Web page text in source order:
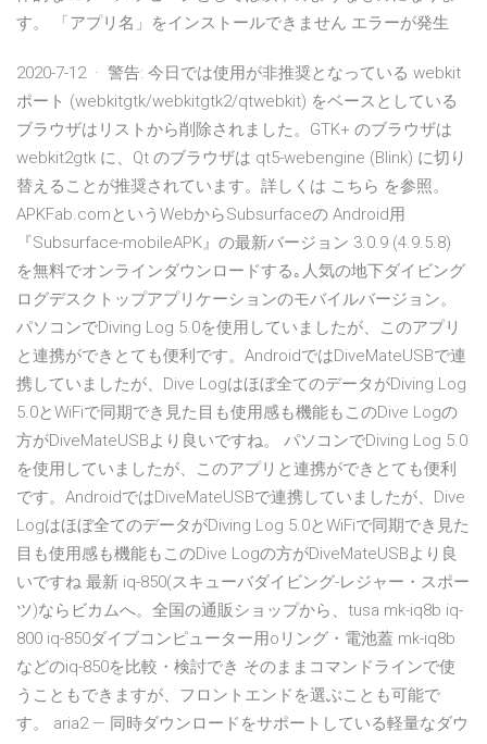
す。 「アプリ名」をインストールできません エラーが発生
2020-7-12 · 警告: 今日では使用が非推奨となっている webkit
ポート (webkitgtk/webkitgtk2/qtwebkit) をベースとしている
ブラウザはリストから削除されました。GTK+ のブラウザは
webkit2gtk に、Qt のブラウザは qt5-webengine (Blink) に切り
替えることが推奨されています。詳しくは こちら を参照。
APKFab.comというWebからSubsurfaceの Android用
『Subsurface-mobileAPK』の最新バージョン 3.0.9 (4.9.5.8)
を無料でオンラインダウンロードする｡人気の地下ダイビング
ログデスクトップアプリケーションのモバイルバージョン。
パソコンでDiving Log 5.0を使用していましたが、このアプリ
と連携ができとても便利です。AndroidではDiveMateUSBで連
携していましたが、Dive Logはほぼ全てのデータがDiving Log
5.0とWiFiで同期でき見た目も使用感も機能もこのDive Logの
方がDiveMateUSBより良いですね。 パソコンでDiving Log 5.0
を使用していましたが、このアプリと連携ができとても便利
です。AndroidではDiveMateUSBで連携していましたが、Dive
Logはほぼ全てのデータがDiving Log 5.0とWiFiで同期でき見た
目も使用感も機能もこのDive Logの方がDiveMateUSBより良
いですね 最新 iq-850(スキューバダイビング-レジャー・スポー
ツ)ならビカムへ。全国の通販ショップから、tusa mk-iq8b iq-
800 iq-850ダイブコンピューター用oリング・電池蓋 mk-iq8b
などのiq-850を比較・検討でき そのままコマンドラインで使
うこともできますが、フロントエンドを選ぶことも可能で
す。 aria2 — 同時ダウンロードをサポートしている軽量なダウ